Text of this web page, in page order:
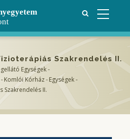
Szakrendelés II.
Egységek-
-Komlói Kórház-Egységek-
Szakrendelés II.